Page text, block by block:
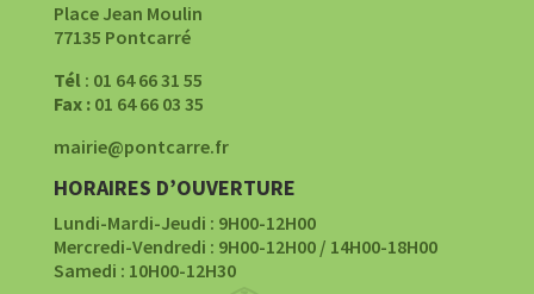
Place Jean Moulin
77135 Pontcarré
Tél: 01 64 66 31 55
Fax :01 64 66 03 35
mairie@pontcarre.fr
HORAIRES D’OUVERTURE
Lundi-Mardi-Jeudi : 9H00-12H00
Mercredi-Vendredi : 9H00-12H00 / 14H00-18H00
Samedi : 10H00-12H30